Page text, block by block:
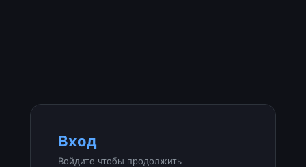
Вход
Войдите чтобы продолжить